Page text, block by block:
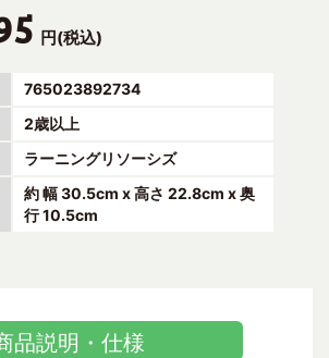
円(税込)
765023892734
2歳以上
ラーニングリソーシズ
約 幅 30.5cm x 高さ 22.8cm x 奥
行 10.5cm
品説明・仕様